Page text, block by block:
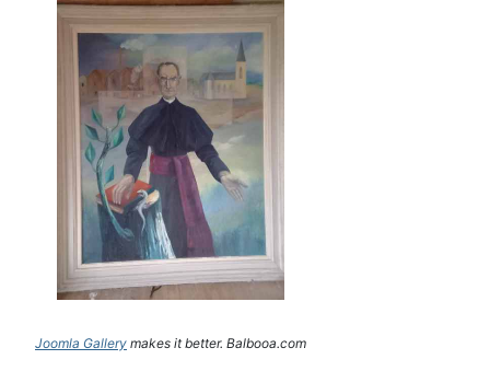
Joomla Gallery makes it better. Balbooa.com